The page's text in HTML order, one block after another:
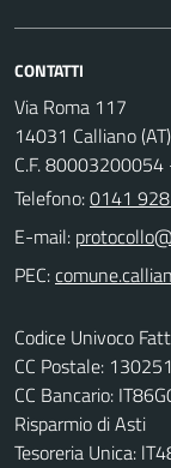
CONTATTI
Via Roma 117
14031 Calliano (AT)
C.F.
Telefono:0141
E-mail:
PEC:
Codice Univoco
CC Postale:
CC Bancario:
Risparmio di Asti
Tesoreria Unica: